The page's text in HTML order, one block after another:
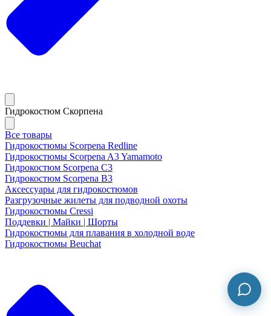
Гидрокостюм Скорпена
Все товары
Гидрокостюмы Scorpena Redline
Гидрокостюмы Scorpena A3 Yamamoto
Гидрокостюм Scorpena C3
Гидрокостюм Scorpena B3
Аксессуары для гидрокостюмов
Разгрузочные жилеты для подводной охоты
Гидрокостюмы Cressi
Поддевки | Майки | Шорты
Гидрокостюмы для плавания в холодной воде
Гидрокостюмы Beuchat